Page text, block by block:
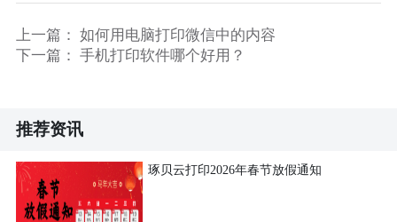
上一篇： 如何用电脑打印微信中的内容
下一篇： 手机打印软件哪个好用？
推荐资讯
琢贝云打印2026年春节放假通知